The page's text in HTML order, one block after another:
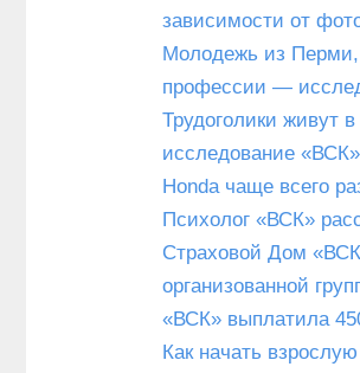
зависимости от
Молодежь из Перми,
профессии —
Трудоголики живут
исследование «ВСК»
Honda чаще всего
Психолог «ВСК»
Страховой Дом
организованной
«ВСК» выплатила
Как начать